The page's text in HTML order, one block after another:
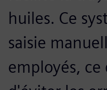
huiles. Ce
saisie
employés,